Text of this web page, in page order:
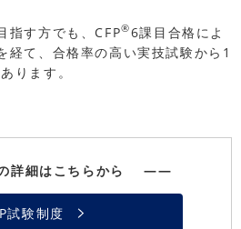
指す方でも、CFP®6課目合格によ
経て、合格率の高い実技試験から1
ります。
細はこちらから ――
試験制度